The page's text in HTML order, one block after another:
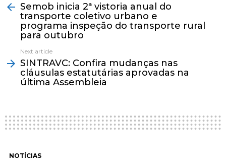
moreSemob inicia 2ª vistoria anual do
transporte coletivo urbano e
programa inspeção do transporte rural
para outubro
Next article
SINTRAVC: Confira mudanças nas
cláusulas estatutárias aprovadas na
última Assembleia
NOTÍCIAS